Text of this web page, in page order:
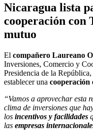
Nicaragua lista
cooperación con
mutuo
El compañero Laureano
Inversiones, Comercio y
Presidencia de la
establecer una cooperación
“Vamos a aprovechar esta
clima de inversiones que
los incentivos y facilidades
las empresas